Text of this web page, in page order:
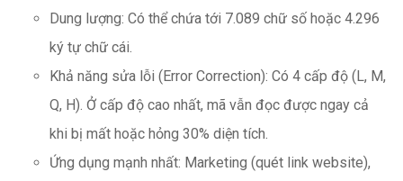
Dung lượng: Có thể chứa tới 7.089 chữ số hoặc 4.296
ký tự chữ cái.
Khả năng sửa lỗi (Error Correction): Có 4 cấp độ (L, M,
Q, H). Ở cấp độ cao nhất, mã vẫn đọc được ngay cả
khi bị mất hoặc hỏng 30% diện tích.
Ứng dụng mạnh nhất: Marketing (quét link website),